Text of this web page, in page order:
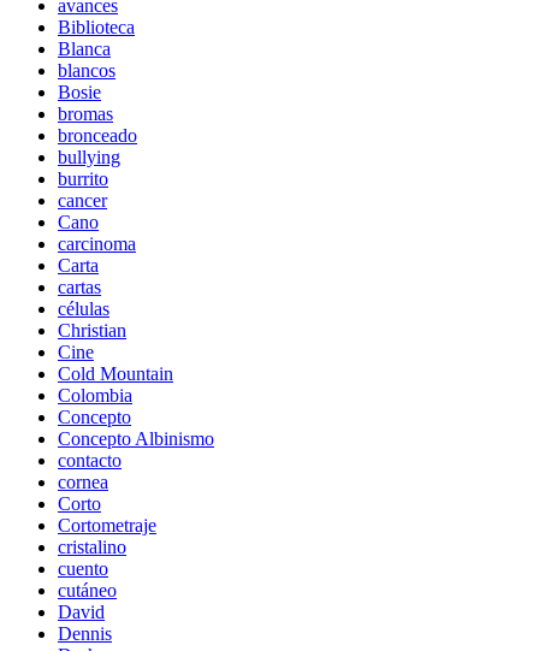
avances
Biblioteca
Blanca
blancos
Bosie
bromas
bronceado
bullying
burrito
cancer
Cano
carcinoma
Carta
cartas
células
Christian
Cine
Cold Mountain
Colombia
Concepto
Concepto Albinismo
contacto
cornea
Corto
Cortometraje
cristalino
cuento
cutáneo
David
Dennis